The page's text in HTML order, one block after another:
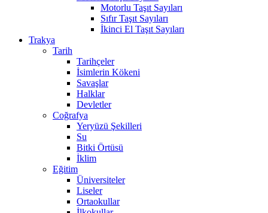
Motorlu Taşıt Sayıları
Sıfır Taşıt Sayıları
İkinci El Taşıt Sayıları
Trakya
Tarih
Tarihçeler
İsimlerin Kökeni
Savaşlar
Halklar
Devletler
Coğrafya
Yeryüzü Şekilleri
Su
Bitki Örtüsü
İklim
Eğitim
Üniversiteler
Liseler
Ortaokullar